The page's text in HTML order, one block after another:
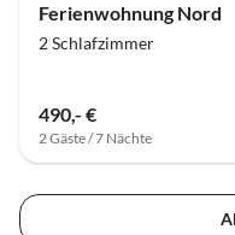
Ferienwohnung Nord
2 Schlafzimmer
490,- €
2 Gäste / 7 Nächte